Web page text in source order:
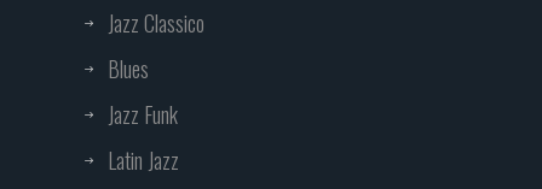
Jazz Classico
Blues
Jazz Funk
Latin Jazz